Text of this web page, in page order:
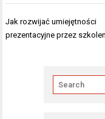
Nawigacja
wpisu
Jak rozwijać umiejętności
prezentacyjne przez